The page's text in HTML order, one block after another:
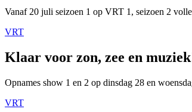
Vanaf 20 juli seizoen 1 op VRT 1, seizoen 2
VRT
Klaar voor zon, zee en
Opnames show 1 en 2 op dinsdag 28 en
VRT